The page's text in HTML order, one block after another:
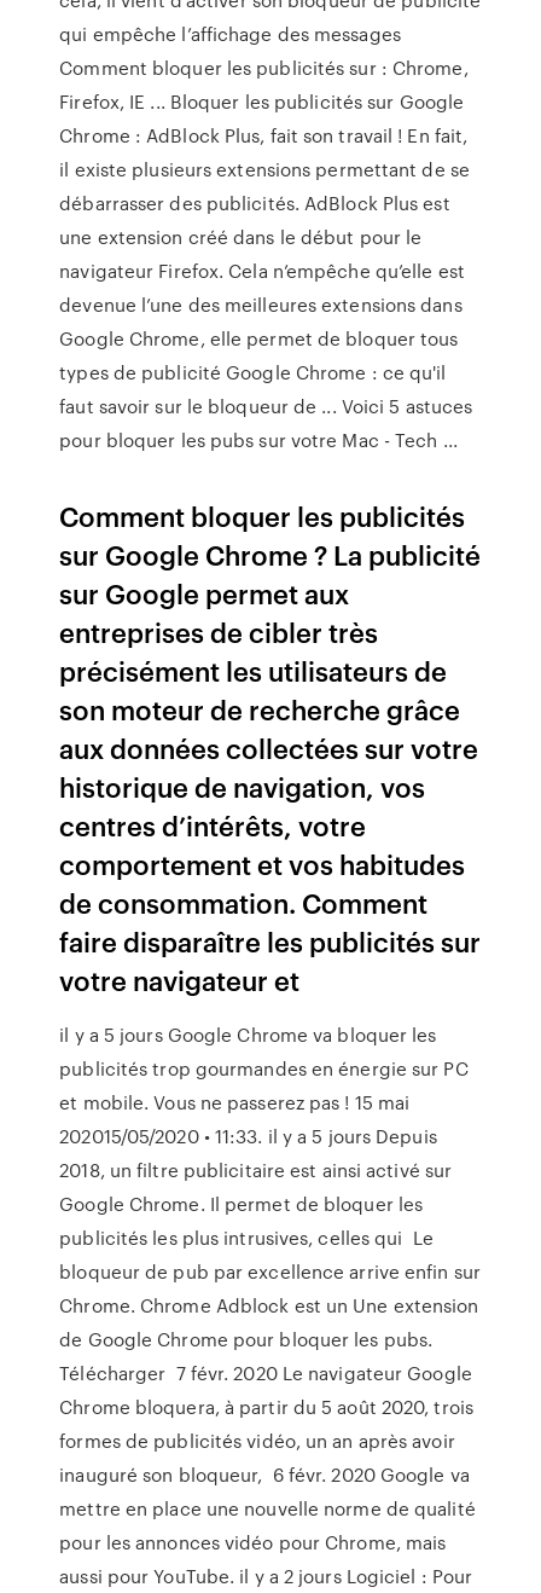
qui empêche l’affichage des messages
Comment bloquer les publicités sur : Chrome,
Firefox, IE ... Bloquer les publicités sur Google
Chrome : AdBlock Plus, fait son travail ! En fait,
il existe plusieurs extensions permettant de se
débarrasser des publicités. AdBlock Plus est
une extension créé dans le début pour le
navigateur Firefox. Cela n’empêche qu’elle est
devenue l’une des meilleures extensions dans
Google Chrome, elle permet de bloquer tous
types de publicité Google Chrome : ce qu'il
faut savoir sur le bloqueur de ... Voici 5 astuces
pour bloquer les pubs sur votre Mac - Tech ...
Comment bloquer les publicités
sur Google Chrome ? La publicité
sur Google permet aux
entreprises de cibler très
précisément les utilisateurs de
son moteur de recherche grâce
aux données collectées sur votre
historique de navigation, vos
centres d’intérêts, votre
comportement et vos habitudes
de consommation. Comment
faire disparaître les publicités sur
votre navigateur et
il y a 5 jours Google Chrome va bloquer les
publicités trop gourmandes en énergie sur PC
et mobile. Vous ne passerez pas ! 15 mai
202015/05/2020 • 11:33. il y a 5 jours Depuis
2018, un filtre publicitaire est ainsi activé sur
Google Chrome. Il permet de bloquer les
publicités les plus intrusives, celles qui Le
bloqueur de pub par excellence arrive enfin sur
Chrome. Chrome Adblock est un Une extension
de Google Chrome pour bloquer les pubs.
Télécharger 7 févr. 2020 Le navigateur Google
Chrome bloquera, à partir du 5 août 2020, trois
formes de publicités vidéo, un an après avoir
inauguré son bloqueur, 6 févr. 2020 Google va
mettre en place une nouvelle norme de qualité
pour les annonces vidéo pour Chrome, mais
aussi pour YouTube. il y a 2 jours Logiciel : Pour